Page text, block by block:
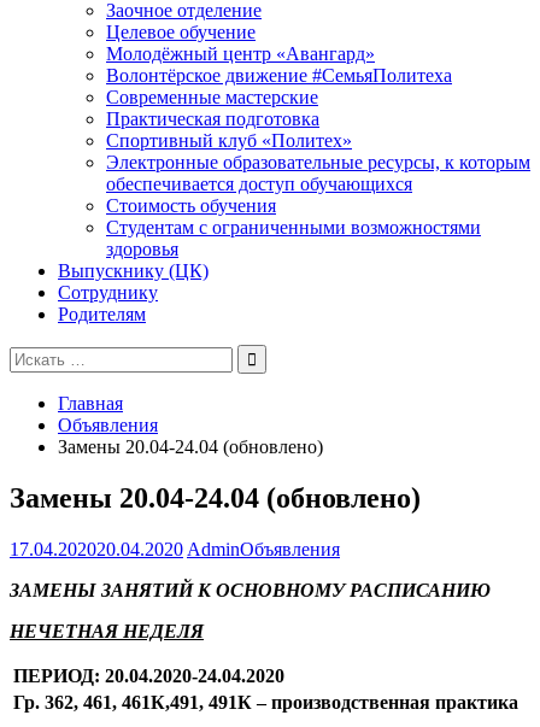
Заочное отделение
Целевое обучение
Молодёжный центр «Авангард»
Волонтёрское движение #СемьяПолитеха
Современные мастерские
Практическая подготовка
Спортивный клуб «Политех»
Электронные образовательные ресурсы, к которым
обеспечивается доступ обучающихся
Стоимость обучения
Студентам с ограниченными возможностями
здоровья
Выпускнику (ЦК)
Сотруднику
Родителям
Поиск
для:
Главная
Объявления
Замены 20.04-24.04 (обновлено)
Замены 20.04-24.04 (обновлено)
17.04.202020.04.2020 AdminОбъявления
ЗАМЕНЫ ЗАНЯТИЙ К ОСНОВНОМУ РАСПИСАНИЮ
НЕЧЕТНАЯ НЕДЕЛЯ
ПЕРИОД: 20.04.2020-24.04.2020
Гр. 362, 461, 461К,491, 491К – производственная практика